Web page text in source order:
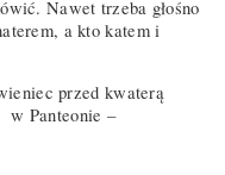
Nawet trzeba głośno
a kto katem i
przed kwaterą
w Panteonie –